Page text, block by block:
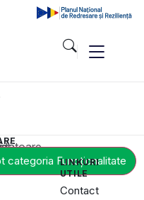
categoria Funcționalitate
LINKURI
UTILE
Contact